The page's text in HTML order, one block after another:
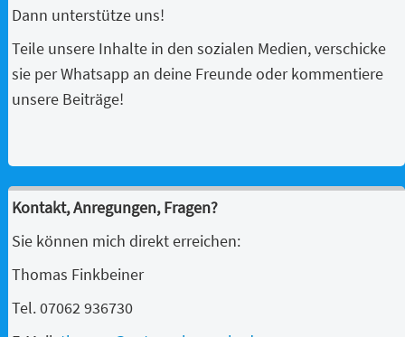
Dann unterstütze uns!
Teile unsere Inhalte in den sozialen Medien, verschicke
sie per Whatsapp an deine Freunde oder kommentiere
unsere Beiträge!
Kontakt, Anregungen, Fragen?
Sie können mich direkt erreichen:
Thomas Finkbeiner
Tel. 07062 936730